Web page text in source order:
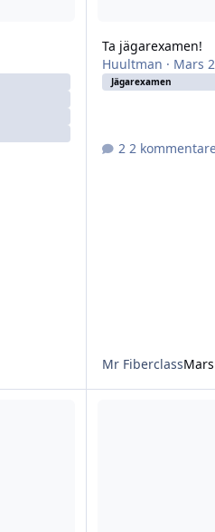
Ta jägarexamen!
Huultman · Mars
Jägarexamen
2
Mr Fiberclass